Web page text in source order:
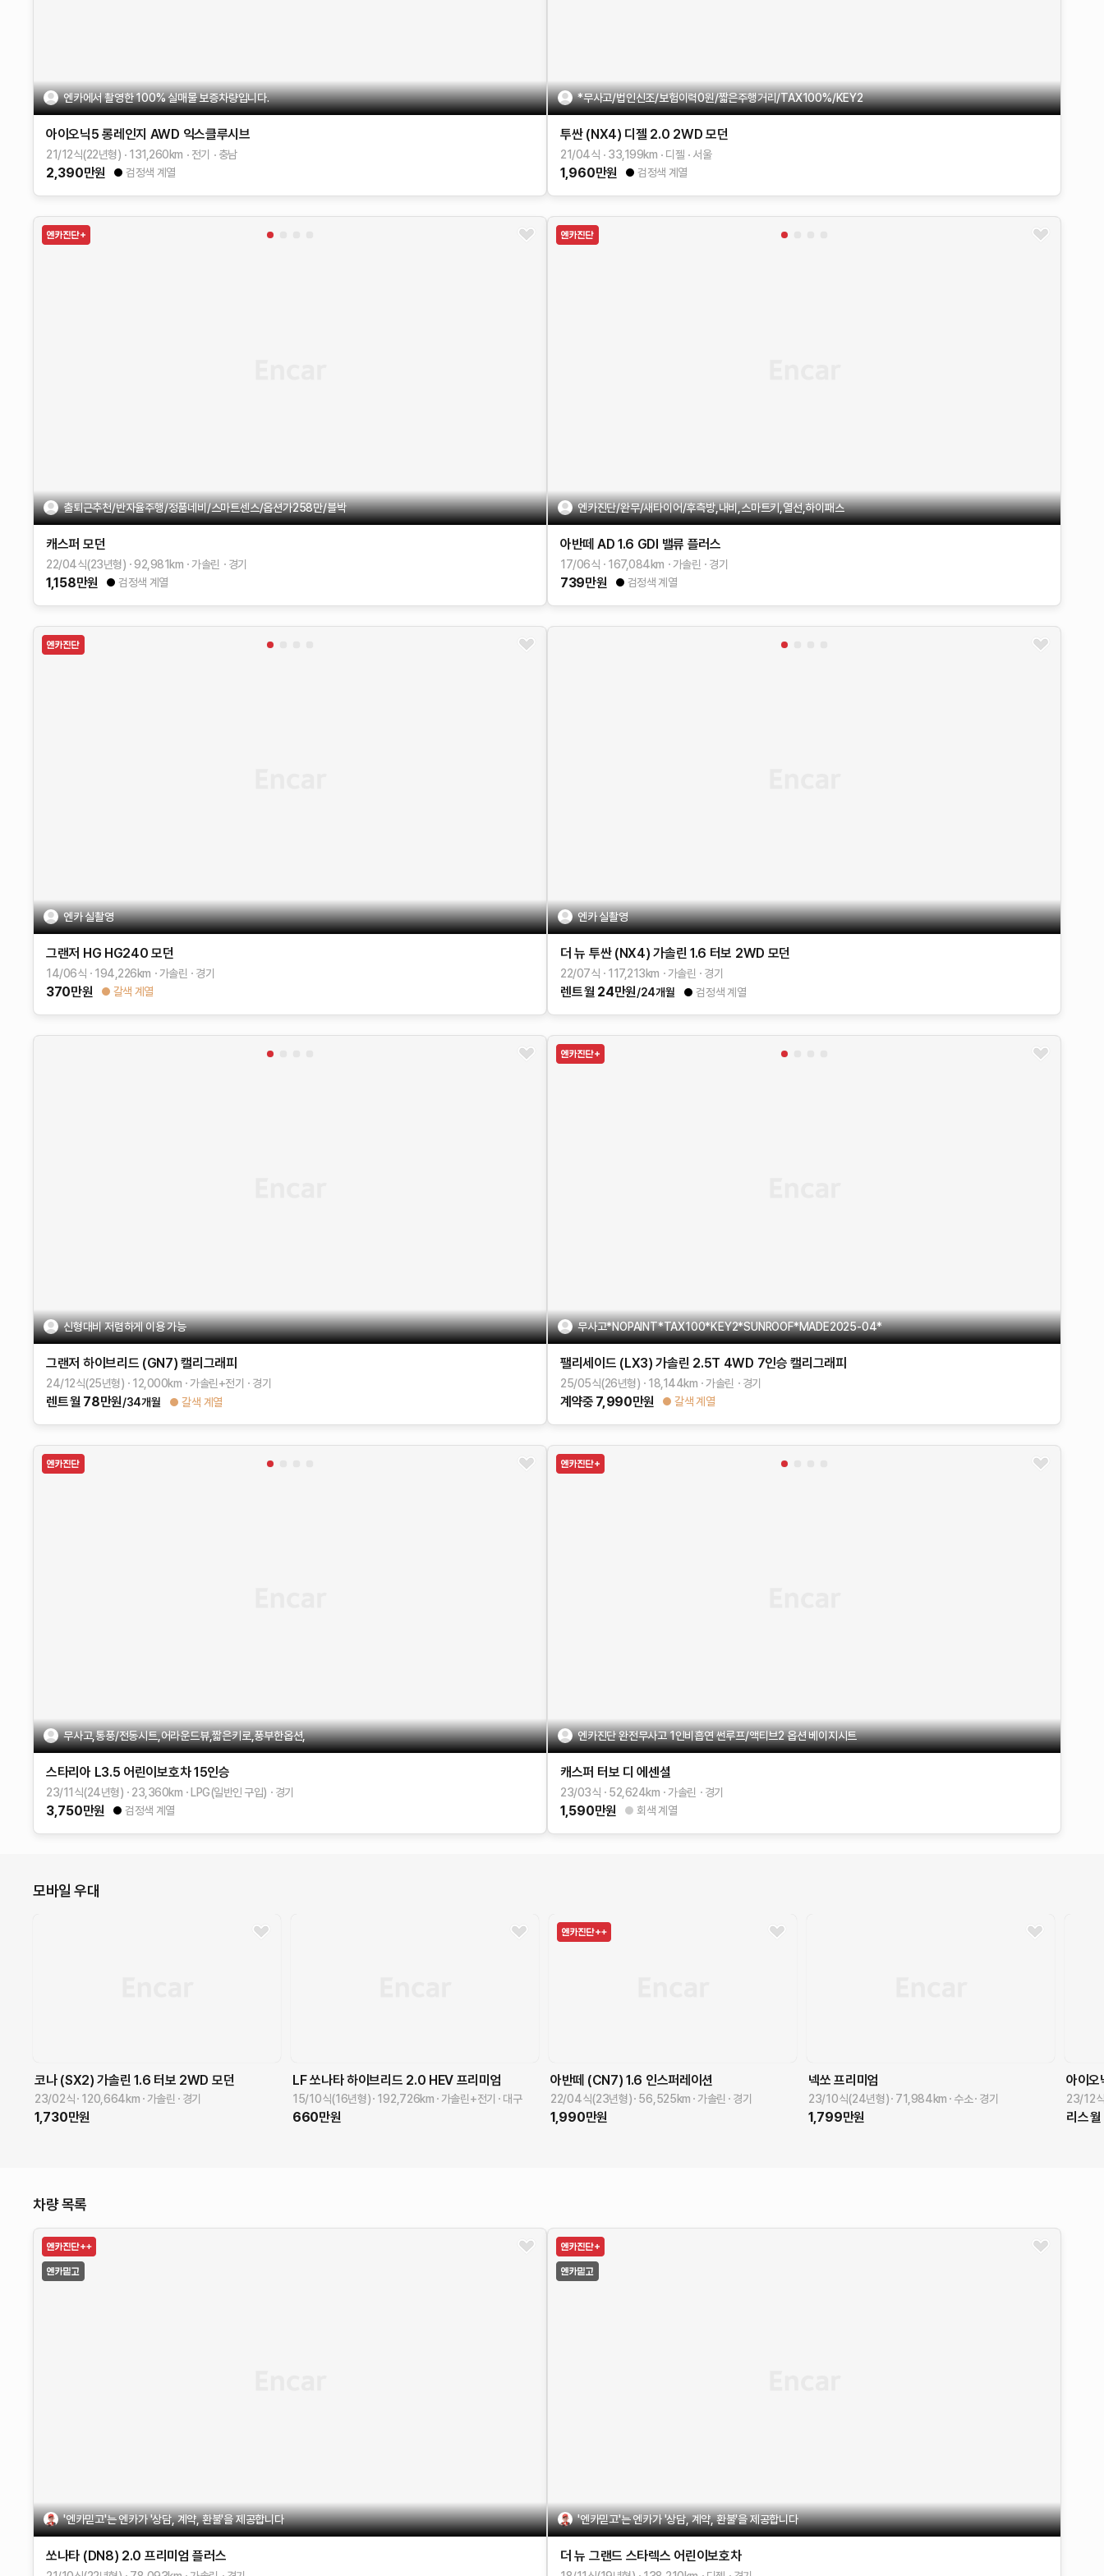
엔카에서 촬영한 100% 실매물 보증차량입니다.
아이오닉5 롱레인지 AWD 익스클루시브
21/12식(22년형) 131,260km 전기 충남
2,390만원 검정색 계열
*무사고/법인신조/보험이력0원/짧은주행거리/TAX100%/KEY2
투싼 (NX4) 디젤 2.0 2WD 모던
21/04식 33,199km 디젤 서울
1,960만원 검정색 계열
출퇴근추천/반자율주행/정품네비/스마트센스/옵션가258만/블박
캐스퍼 모던
22/04식(23년형) 92,981 km 가솔린 경기
1,158만원 검정색 계열
엔카진단/완무/새타이어/후측방,내비,스마트키,열선,하이패스
아반떼 AD 1.6 GDI 밸류 플러스
17/06식 167,084km 가솔린 경기
739만원 검정색 계열
엔카 실촬영
그랜저 HG HG240 모던
14/06식 194,226km 가솔린 경기
370만원 갈색 계열
엔카 실촬영
더 뉴 투싼 (NX4) 가솔린 1.6 터보 2WD 모던
22/07식 117,213km 가솔린 경기
렌트월 24만원/24개월 검정색 계열
신형대비 저렴하게 이용 가능
그랜저 하이브리드 (GN7) 캘리그래피
24/12식(25년형) 12,000km 가솔린+전기 경기
렌트월 78만원/34개월 갈색 계열
무사고*NOPAINT*TAX100*KEY2*SUNROOF*MADE2025-04*
팰리세이드 (LX3) 가솔린 2.5T 4WD 7인승 캘리그래피
25/05식(26년형) 18,144km 가솔린 경기
계약중 7,990만원 갈색 계열
무사고,통풍/전동시트,어라운드뷰,짧은키로,풍부한옵션,
스타리아 L3.5 어린이보호차15인승
23/11식(24년형) 23,360km LPG(일반인 구입) 경기
3,750만원 검정색 계열
엔카진단 완전무사고 1인비흡연 썬루프/액티브2 옵션 베이지시트
캐스퍼 터보 디 에센셜
23/03식 52,624km 가솔린 경기
1,590만원 회색 계열
모바일 우대
코나 (SX2) 가솔린 1.6 터보 2WD 모던
23/02식 120,664km 가솔린 경기
1,730만원
LF 쏘나타 하이브리드 2.0 HEV 프리미엄
15/10식(16년형) 192,726km 가솔린+전기 대구
660만원
아반떼 (CN7) 1.6 인스퍼레이션
22/04식(23년형) 56,525km 가솔린 경기
1,990만원
넥쏘 프리미엄
23/10식(24년형) 71,984km 수소 경기
1,799만원
아이
23/12
리스월
차량 목록
'엔카믿고'는 엔카가 '상담, 계약, 환불'을 제공합니다
쏘나타 (DN8) 2.0 프리미엄 플러스
'엔카믿고'는 엔카가 '상담, 계약, 환불'을 제공합니다
더 뉴 그랜드 스타렉스 어린이보호차